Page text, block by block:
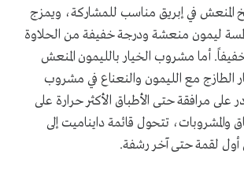
المنعش في إبريق مناسب للمشاركة، ويمزج
ليمون منعشة ودرجة خفيفة من الحلاوة
أما مشروب الخيار بالليمون المنعش
الطازج مع الليمون والنعناع في مشروب
مرافقة حتى الأطباق الأكثر حرارة على
والمشروبات، تتحول قائمة دايناميت إلى
لقمة حتى آخر رشفة.